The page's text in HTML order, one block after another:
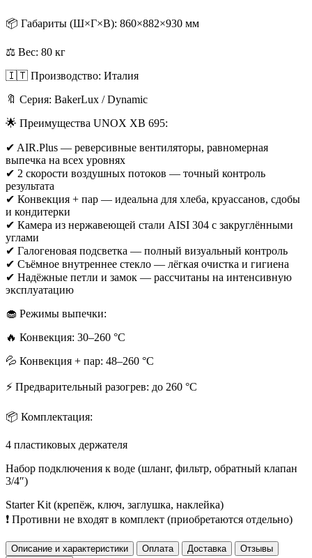
📦 Габариты (Ш×Г×В): 860×882×930 мм
⚖️ Вес: 80 кг
🇮🇹 Производство: Италия
🔖 Серия: BakerLux / Dynamic
🌟 Преимущества UNOX XB 695:
✔ AIR.Plus — реверсивные вентиляторы, равномерная
выпечка на всех уровнях
✔ 2 скорости воздушных потоков — точный контроль
результата
✔ Конвекция + пар — идеальна для хлеба, круассанов, сдобы
и кондитерки
✔ Камера из нержавеющей стали AISI 304 с закруглёнными
углами
✔ Галогеновая подсветка — полный визуальный контроль
✔ Съёмное внутреннее стекло — лёгкая очистка и гигиена
✔ Надёжные петли и замок — рассчитаны на интенсивную
эксплуатацию
🧁 Режимы выпечки:
🔥 Конвекция: 30–260 °C
💦 Конвекция + пар: 48–260 °C
⚡ Предварительный разогрев: до 260 °C
📦 Комплектация:
4 пластиковых держателя
Набор подключения к воде (шланг, фильтр, обратный клапан
3/4″)
Starter Kit (крепёж, ключ, заглушка, наклейка)
❗ Противни не входят в комплект (приобретаются отдельно)
Описание и характеристики Оплата Доставка
Отзывы